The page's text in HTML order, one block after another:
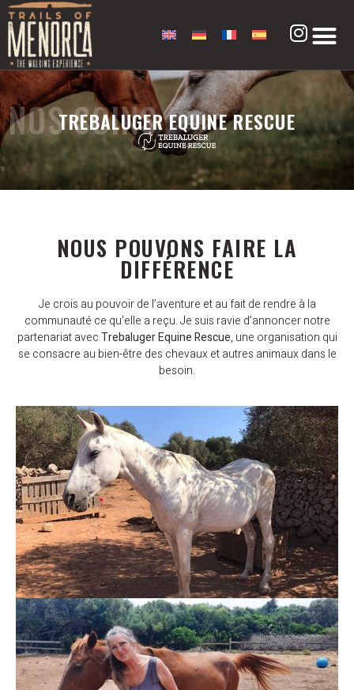
TREBALUGER EQUINE RESCUE
NOS SOINS
NOUS POUVONS FAIRE LA
DIFFÉRENCE
Je crois au pouvoir de l’aventure et au fait de rendre à la
communauté ce qu’elle a reçu. Je suis ravie d’annoncer notre
partenariat avecTrebaluger Equine Rescue, une organisation qui
se consacre au bien-être des chevaux et autres animaux dans le
besoin.